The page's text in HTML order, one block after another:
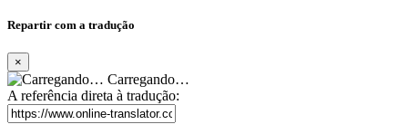
Repartir com a tradução
×
Carregando…
A referência direta à tradução: